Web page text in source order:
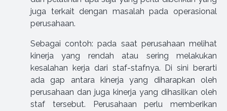
juga terkait dengan masalah pada operasional
perusahaan.
Sebagai contoh: pada saat perusahaan melihat
kinerja yang rendah atau sering melakukan
kesalahan kerja dari staf-stafnya. Di sini berarti
ada gap antara kinerja yang diharapkan oleh
perusahaan dan juga kinerja yang dihasilkan oleh
staf tersebut. Perusahaan perlu memberikan